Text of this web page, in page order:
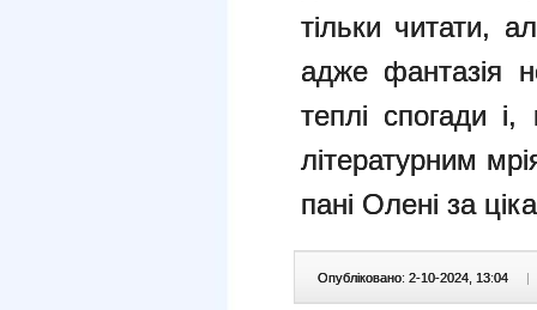
тільки читати,
адже фантазія
теплі спогади
літературним
пані Олені за
Опубліковано: 2-10-2024, 13:04 |